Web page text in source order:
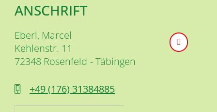
ANSCHRIFT
Eberl, Marcel
Täbingen
Kehlenstr. 11
72348 Rosenfeld
+49 (176) 31384885